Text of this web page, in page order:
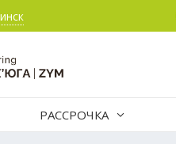
РАССРОЧКА